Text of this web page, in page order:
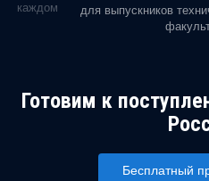
в каждом
для выпускников
Готовим к
Бесплатный